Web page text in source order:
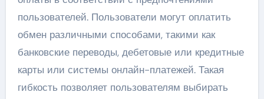
пользователей. Пользователи могут оплатить
обмен различными способами, такими как
банковские переводы, дебетовые или кредитные
карты или системы онлайн-платежей. Такая
гибкость позволяет пользователям выбирать